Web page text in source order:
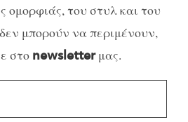
ομορφιάς, του στυλ και του
μπορούν να περιμένουν,
στο newsletterμας.